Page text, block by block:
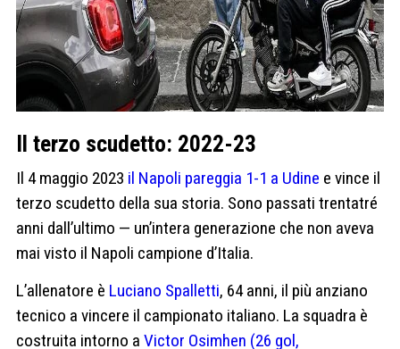
Il terzo scudetto: 2022-23
Il 4 maggio 2023 il Napoli pareggia 1-1 a Udine e vince il
terzo scudetto della sua storia. Sono passati trentatré
anni dall’ultimo — un’intera generazione che non aveva
mai visto il Napoli campione d’Italia.
L’allenatore è Luciano Spalletti, 64 anni, il più anziano
tecnico a vincere il campionato italiano. La squadra è
costruita intorno a Victor Osimhen (26 gol,